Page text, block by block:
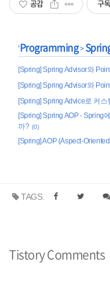
공감 구
'Programming>
[Spring] Spring Advisor와
[Spring] Spring Advisor와
[Spring] Spring Advice로 커스
[Spring] Spring AOP - Spring
까? (0)
[Spring] AOP (Aspect-
TAGS.
Tistory Comments